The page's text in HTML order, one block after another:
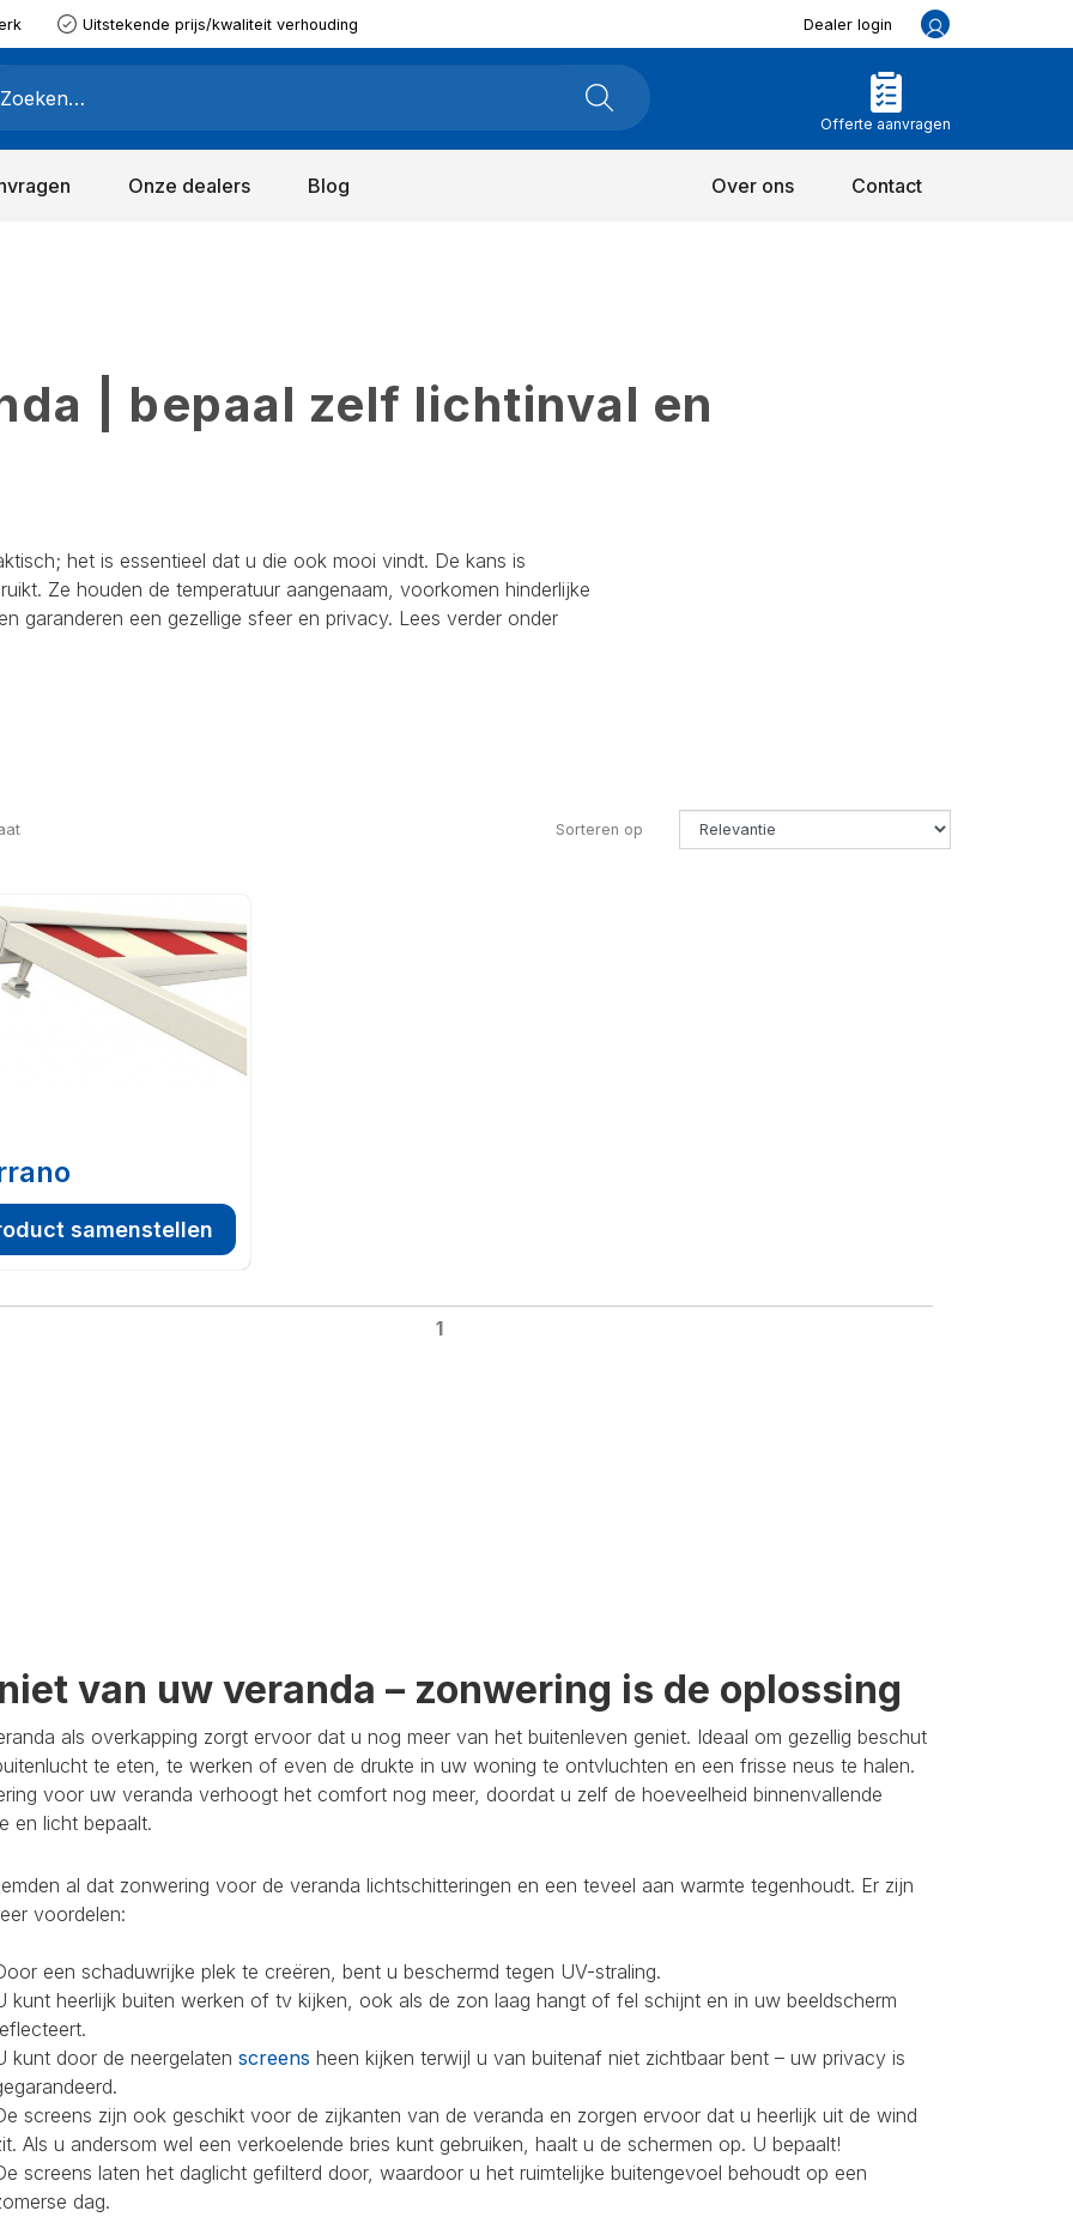
Uitstekende prijs/kwaliteit verhouding Dealer login
Offerte aanvragen
Onze dealers Blog Over ons Contact
| bepaal zelf lichtinval en
het is essentieel dat u die ook mooi vindt. De kans is
Ze houden de temperatuur aangenaam, voorkomen hinderlijke
garanderen een gezellige sfeer en privacy. Lees verder onder
Sorteren op
samenstellen
1
van uw veranda – zonwering is de oplossing
als overkapping zorgt ervoor dat u nog meer van het buitenleven geniet. Ideaal om gezellig beschut
te eten, te werken of even de drukte in uw woning te ontvluchten en een frisse neus te halen.
voor uw veranda verhoogt het comfort nog meer, doordat u zelf de hoeveelheid binnenvallende
en licht bepaalt.
al dat zonwering voor de veranda lichtschitteringen en een teveel aan warmte tegenhoudt. Er zijn
voordelen:
een schaduwrijke plek te creëren, bent u beschermd tegen UV-straling.
kunt heerlijk buiten werken of tv kijken, ook als de zon laag hangt of fel schijnt en in uw beeldscherm
kunt door de neergelaten screens heen kijken terwijl u van buitenaf niet zichtbaar bent – uw privacy is
screens zijn ook geschikt voor de zijkanten van de veranda en zorgen ervoor dat u heerlijk uit de wind
Als u andersom wel een verkoelende bries kunt gebruiken, haalt u de schermen op. U bepaalt!
screens laten het daglicht gefilterd door, waardoor u het ruimtelijke buitengevoel behoudt op een
dag.